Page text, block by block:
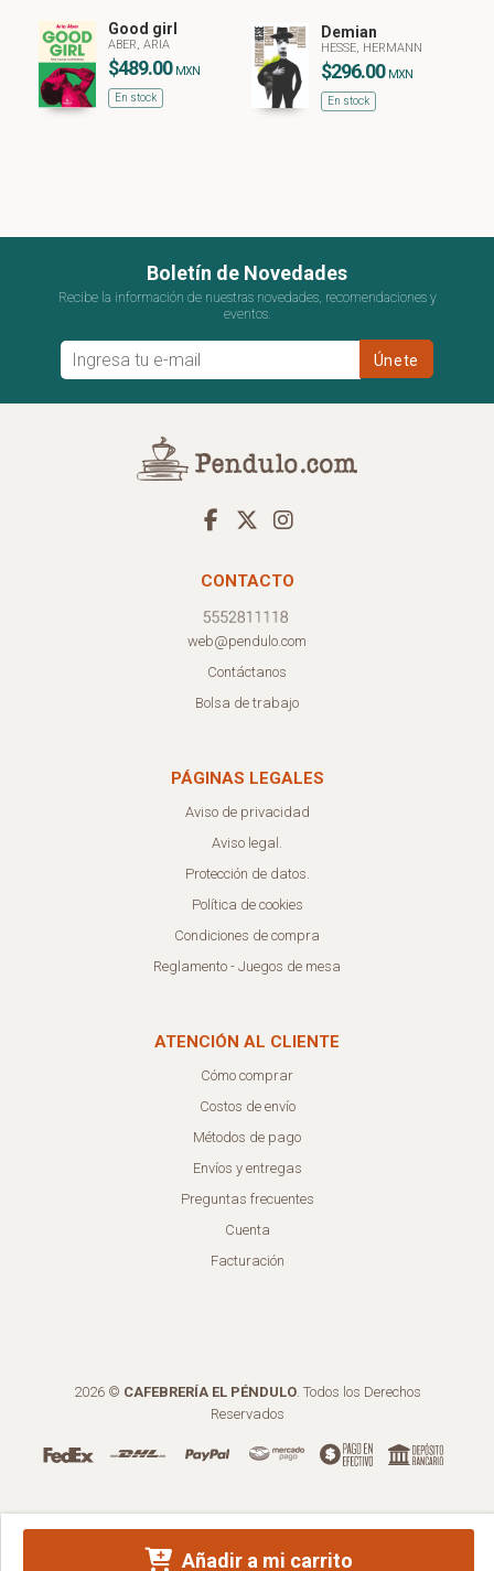
Añadir a mi carrito
Good girl
ABER, ARIA
$489.00 MXN
En stock
Demian
HESSE, HERMANN
$296.00 MXN
En stock
Boletín de Novedades
Recibe la información de nuestras novedades, recomendaciones y
eventos.
CONTACTO
web@pendulo.com
Contáctanos
Bolsa de trabajo
PÁGINAS LEGALES
Aviso de privacidad
Aviso legal.
Protección de datos.
Política de cookies
Condiciones de compra
Reglamento - Juegos de mesa
ATENCIÓN AL CLIENTE
Cómo comprar
Costos de envío
Métodos de pago
Envíos y entregas
Preguntas frecuentes
Cuenta
Facturación
2026 © CAFEBRERÍA EL PÉNDULO. Todos los Derechos
Reservados